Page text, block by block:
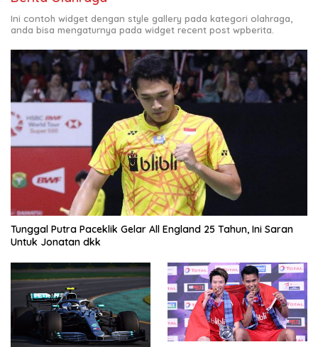
Ini contoh widget dengan style gallery pada kategori olahraga,
anda bisa mengaturnya pada widget recent post wpberita.
Tunggal Putra Paceklik Gelar All England 25 Tahun, Ini Saran
Untuk Jonatan dkk